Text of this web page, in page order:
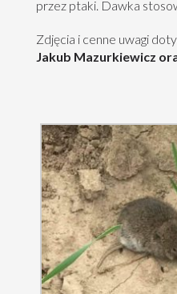
przez ptaki. Dawka
Zdjęcia i cenne uwagi
Jakub Mazurkiewicz